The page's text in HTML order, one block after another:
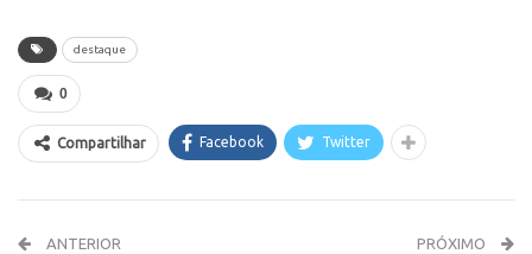
destaque
0
Compartilhar Facebook Twitter
ANTERIOR PRÓXIMO